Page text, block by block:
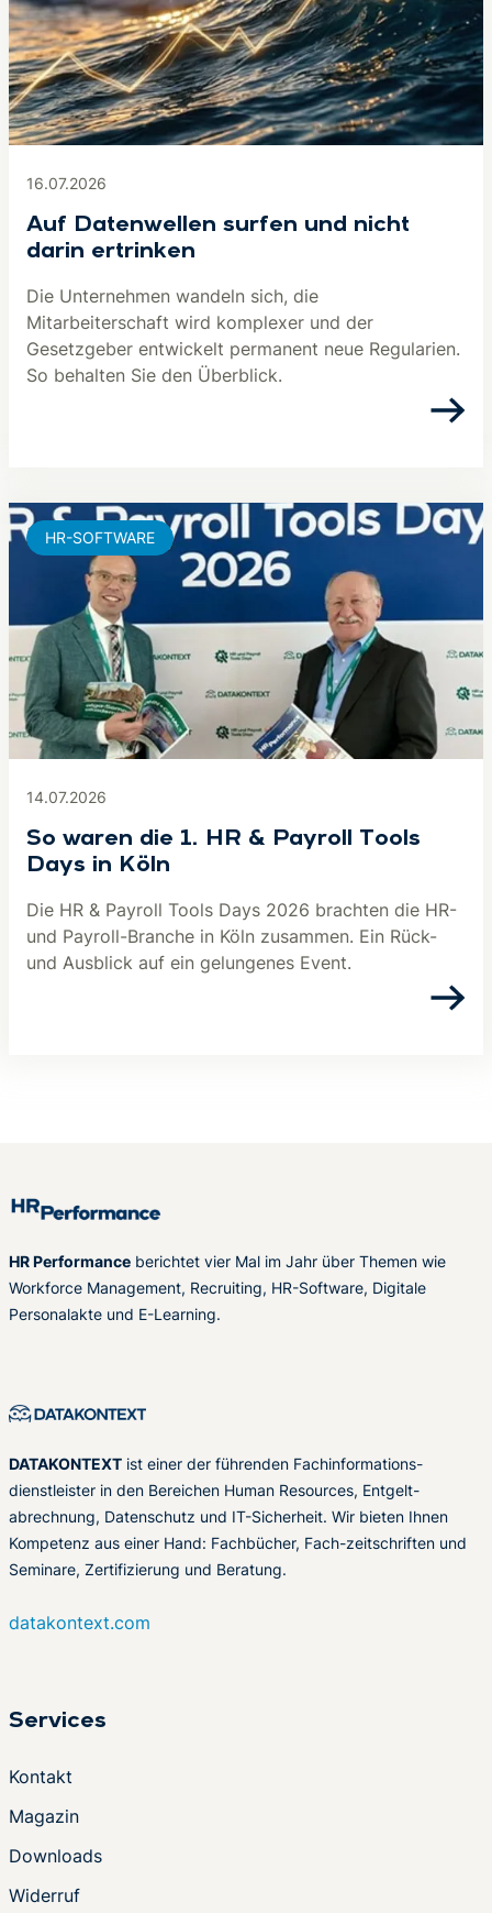
16.07.2026
Auf Datenwellen surfen und nicht
darin ertrinken
Die Unternehmen wandeln sich, die
Mitarbeiterschaft wird komplexer und der
Gesetzgeber entwickelt permanent neue Regularien.
So behalten Sie den Überblick.
14.07.2026
So waren die 1. HR & Payroll Tools
Days in Köln
Die HR & Payroll Tools Days 2026 brachten die HR-
und Payroll-Branche in Köln zusammen. Ein Rück-
und Ausblick auf ein gelungenes Event.
HR-SOFTWARE
HR Performance berichtet vier Mal im Jahr über Themen wie
Workforce Management, Recruiting, HR-Software, Digitale
Personalakte und E-Learning.
DATAKONTEXT ist einer der führenden Fachinformations-
dienstleister in den Bereichen Human Resources, Entgelt-
abrechnung, Datenschutz und IT-Sicherheit. Wir bieten Ihnen
Kompetenz aus einer Hand: Fachbücher, Fach-zeitschriften und
Seminare, Zertifizierung und Beratung.
datakontext.com
Services
Kontakt
Magazin
Downloads
Widerruf